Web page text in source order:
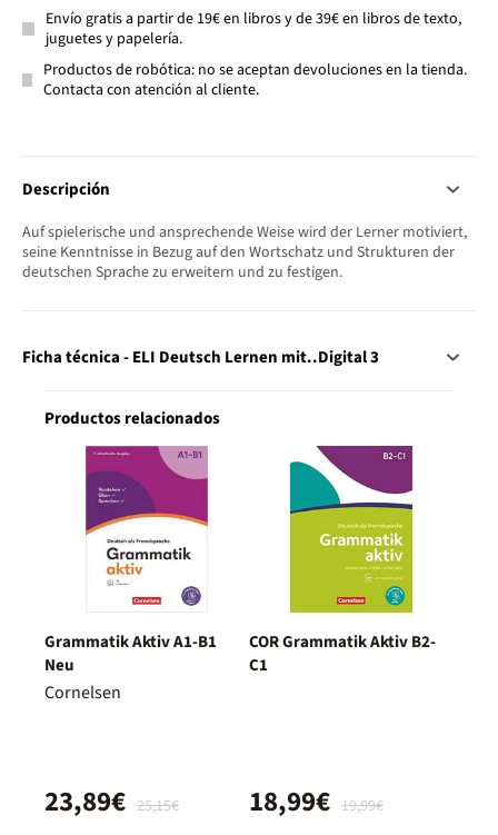
Envío gratis a partir de 19€ en libros y de 39€ en libros de texto,
juguetes y papelería.
Productos de robótica: no se aceptan devoluciones en la tienda.
Contacta con atención al cliente.
Descripción
Auf spielerische und ansprechende Weise wird der Lerner motiviert,
seine Kenntnisse in Bezug auf den Wortschatz und Strukturen der
deutschen Sprache zu erweitern und zu festigen.
Ficha técnica - ELI Deutsch Lernen mit..Digital 3
Productos relacionados
Grammatik Aktiv A1-B1
Neu
Cornelsen
25,15€
23,89€
COR Grammatik Aktiv B2-
C1
19,99€
18,99€